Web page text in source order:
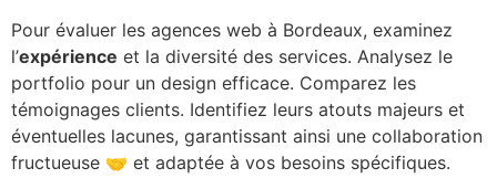
Pour évaluer les agences web à Bordeaux, examinez
l’expérience et la diversité des services. Analysez le
portfolio pour un design efficace. Comparez les
témoignages clients. Identifiez leurs atouts majeurs et
éventuelles lacunes, garantissant ainsi une collaboration
fructueuse 🤝 et adaptée à vos besoins spécifiques.